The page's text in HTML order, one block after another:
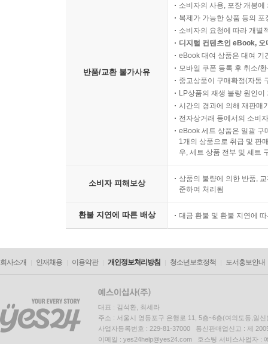
반품/교환 불가사유
소비자의 사용, 포장 개봉
복제가 가능한 상품 등의
소비자의 요청에 따라 개별
디지털 컨텐츠인 eBook,
eBook 대여 상품은 대여 기
모바일 쿠폰 등록 후 취소/
중고상품이 구매확정(자동
LP상품의 재생 불량 원인
시간의 경과에 의해 재판매
전자상거래 등에서의 소비
eBook 세트 상품은 일괄 구
1개의 상품으로 취급 및 판
우, 세트 상품 전부 및 세트
소비자 피해보상
상품의 불량에 의한 반품,
준하여 처리됨
환불 지연에 따른 배상 대금 환불 및 환불 지연에
회사소개 인재채용 이용약관 개인정보처리방침 청소년보호정책 도서홍보안내
대표 : 김석환, 최세라
주소 : 서울시 영등포구 은행로 11, 5층~6층(여의도동,일신
사업자등록번호 : 229-81-37000 통신판매업신고 : 제
이메일 : yes24help@yes24.com 호스팅 서비스사업자 :